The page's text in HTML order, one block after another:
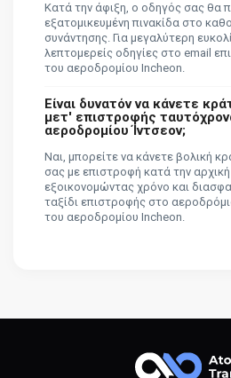
Κατά την άφιξη, ο οδηγός σας θα
εξατομικευμένη πινακίδα στο
συνάντησης. Για μεγαλύτερη
λεπτομερείς οδηγίες στο email
του αεροδρομίου Incheon.
Είναι δυνατόν να κάνετε
μετ' επιστροφής
αεροδρομίου Ίντσεον;
Ναι, μπορείτε να κάνετε βολική
σας με επιστροφή κατά την
εξοικονομώντας χρόνο και
ταξίδι επιστροφής στο
του αεροδρομίου Incheon.